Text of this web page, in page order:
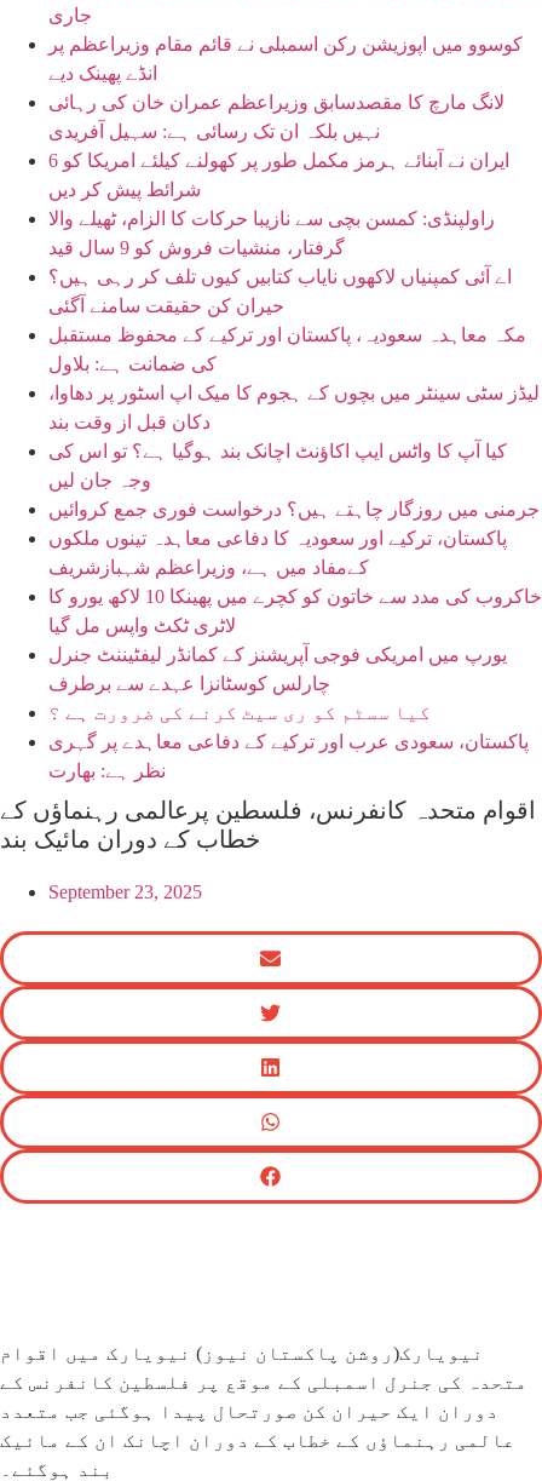
جاری
کوسوو میں اپوزیشن رکن اسمبلی نے قائم مقام وزیراعظم پر
انڈے پھینک دیے
لانگ مارچ کا مقصدسابق وزیراعظم عمران خان کی رہائی
نہیں بلکہ ان تک رسائی ہے: سہیل آفریدی
ایران نے آبنائے ہرمز مکمل طور پر کھولنے کیلئے امریکا کو 6
شرائط پیش کر دیں
راولپنڈی: کمسن بچی سے نازیبا حرکات کا الزام، ٹھیلے والا
گرفتار، منشیات فروش کو 9 سال قید
اے آئی کمپنیاں لاکھوں نایاب کتابیں کیوں تلف کر رہی ہیں؟
حیران کن حقیقت سامنے آگئی
مکہ معاہدہ سعودیہ، پاکستان اور ترکیے کے محفوظ مستقبل
کی ضمانت ہے: بلاول
لیڈز سٹی سینٹر میں بچوں کے ہجوم کا میک اپ اسٹور پر دھاوا،
دکان قبل از وقت بند
کیا آپ کا واٹس ایپ اکاؤنٹ اچانک بند ہوگیا ہے؟ تو اس کی
وجہ جان لیں
جرمنی میں روزگار چاہتے ہیں؟ درخواست فوری جمع کروائیں
پاکستان، ترکیے اور سعودیہ کا دفاعی معاہدہ تینوں ملکوں
کےمفاد میں ہے، وزیراعظم شہبازشریف
خاکروب کی مدد سے خاتون کو کچرے میں پھینکا 10 لاکھ یورو کا
لاٹری ٹکٹ واپس مل گیا
یورپ میں امریکی فوجی آپریشنز کے کمانڈر لیفٹیننٹ جنرل
چارلس کوسٹانزا عہدے سے برطرف
کیا سسٹم کو ری سیٹ کرنے کی ضرورت ہے ؟
پاکستان، سعودی عرب اور ترکیے کے دفاعی معاہدے پر گہری
نظر ہے: بھارت
اقوام متحدہ کانفرنس، فلسطین پرعالمی رہنماؤں کے
خطاب کے دوران مائیک بند
September 23, 2025
نیویارک(روشن پاکستان نیوز) نیویارک میں اقوام
متحدہ کی جنرل اسمبلی کے موقع پر فلسطین کانفرنس کے
دوران ایک حیران کن صورتحال پیدا ہوگئی جب متعدد
عالمی رہنماؤں کے خطاب کے دوران اچانک ان کے مائیک
بند ہوگئے۔